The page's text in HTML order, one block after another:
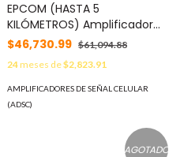
EPCOM (HASTA 5
KILÓMETROS) Amplificador
de Señal Celular de ALTA
POTENCIA: Especial para
Crear una Zona Celular en
Áreas Rurales o
Comunidades Alejadas. 95
Potencia, 1900 MHz. MOD:
$46,730.99 $61,094.88
24meses de$2,823.91
AMPLIFICADORES DE SEÑAL CELULAR
(ADSC)
AGOTADO